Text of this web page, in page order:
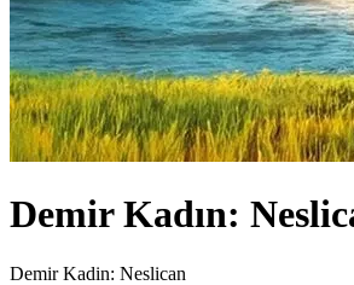
Demir Kadın:
Demir Kadin: Neslican